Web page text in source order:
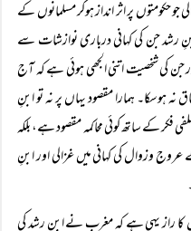
حکومتوں پر اثر انداز ہوکر مسلمانوں کے
جن کی کہانی درباری نوازشات سے
کی شخصیت اتنی الجھی ہوئی ہے کہ آج
ہوسکا۔ ہمارا مقصود یہاں پر نہ تو ابنِ
فکر کے ساتھ کوئی محاکمہ مقصود ہے، بلکہ
وزوال کی کہانی میں غزالی اور ابنِ
کا راز یہی ہے کہ مغرب نے ابنِ رشد کی